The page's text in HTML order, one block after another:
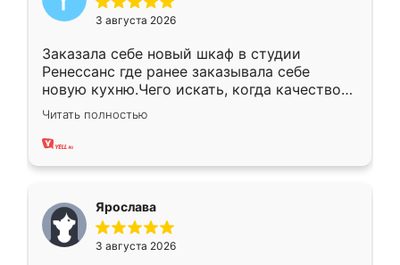
3 августа 2026
Заказала себе новый шкаф в студии
Ренессанс где ранее заказывала себе
новую кухню.Чего искать, когда качеством
вполне довольна. Служит кухня уже почти
два года, нареканий нет.
Читать полностью
Ярослава
3 августа 2026